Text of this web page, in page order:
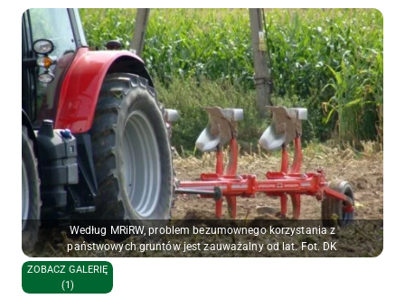
Według MRiRW, problem bezumownego korzystania z
państwowych gruntów jest zauważalny od lat. Fot. DK
ZOBACZ GALERIĘ
(1)